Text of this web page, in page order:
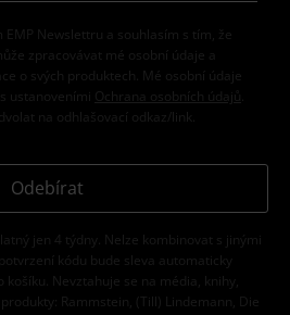
Newslettru a souhlasím s tím, že
zpracovávat mé osobní údaje a
o svých produktech. Mé osobní údaje
ustanoveními
Ochrana osobních údajů
na odhlašovací odkaz/link.
Odebírat
jen 4 týdny. Nelze kombinovat s jinými
kódu bude sleva automaticky
košíku. Nevztahuje se na média, knihy,
Rammstein, (Till) Lindemann, Die